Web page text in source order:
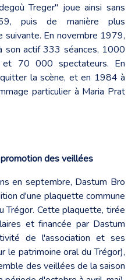
Treger" joue ainsi sans
puis de manière plus
suivante. En novembre 1979,
actif 333 séances, 1000
et 70 000 spectateurs. En
la scène, et en 1984 à
particulier à Maria Prat
des veillées
en septembre, Dastum Bro
d'une plaquette commune
Trégor. Cette plaquette, tirée
et financée par Dastum
de l'association et ses
le patrimoine oral du Trégor),
des veillées de la saison